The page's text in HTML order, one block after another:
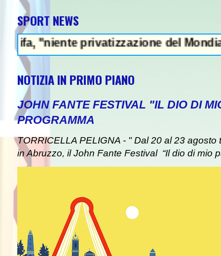
SPORT NEWS
privatizzazione del Mondiale"-
NOTIZIA IN PRIMO PIANO
JOHN FANTE FESTIVAL "IL DIO DI
PROGRAMMA
TORRICELLA PELIGNA - " Dal 20 al 23 agosto
in Abruzzo, il John Fante Festival “Il dio di mio